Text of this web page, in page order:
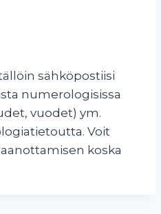
sähköpostiisi
numerologisissa
vuodet) ym.
Voit
koska